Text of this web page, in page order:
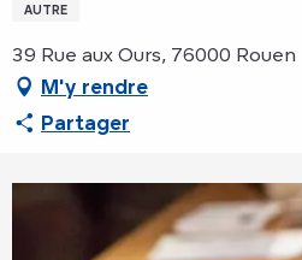
AUTRE
39 Rue aux Ours, 76000 Rouen
M'y rendre
Partager